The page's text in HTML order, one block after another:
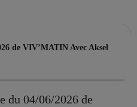
de VIV’MATIN Avec Aksel
du 04/06/2026 de